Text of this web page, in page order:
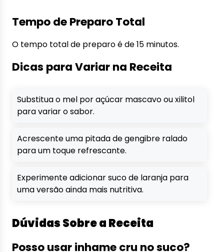
Tempo de Preparo Total
O tempo total de preparo é de 15 minutos.
Dicas para Variar na Receita
Substitua o mel por açúcar mascavo ou xilitol
para variar o sabor.
Acrescente uma pitada de gengibre ralado
para um toque refrescante.
Experimente adicionar suco de laranja para
uma versão ainda mais nutritiva.
Dúvidas Sobre a Receita
Posso usar inhame cru no suco?